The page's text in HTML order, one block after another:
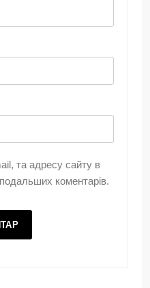
та адресу сайту в
коментарів.